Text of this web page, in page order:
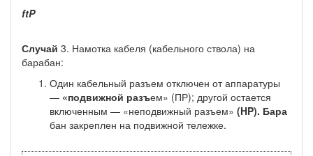
ftP
Случай 3. Намотка кабеля (кабельного ствола) на
барабан:
Один кабельный разъем отключен от аппаратуры
— «подвижной разъ­ем» (ПР); другой остается
включенным — «неподвижный разъем» (HP). Бара­
бан закреплен на подвижной тележке.